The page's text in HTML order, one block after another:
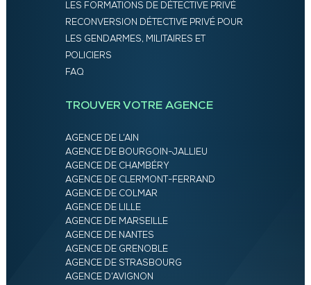
LES FORMATIONS DE DÉTECTIVE PRIVÉ
RECONVERSION DÉTECTIVE PRIVÉ POUR
LES GENDARMES, MILITAIRES ET
POLICIERS
FAQ
TROUVER VOTRE AGENCE
AGENCE DE L’AIN
AGENCE DE BOURGOIN-JALLIEU
AGENCE DE CHAMBÉRY
AGENCE DE CLERMONT-FERRAND
AGENCE DE COLMAR
AGENCE DE LILLE
AGENCE DE MARSEILLE
AGENCE DE NANTES
AGENCE DE GRENOBLE
AGENCE DE STRASBOURG
AGENCE D’AVIGNON